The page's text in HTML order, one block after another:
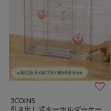

3COINS
引き出し式キーホルダーケー